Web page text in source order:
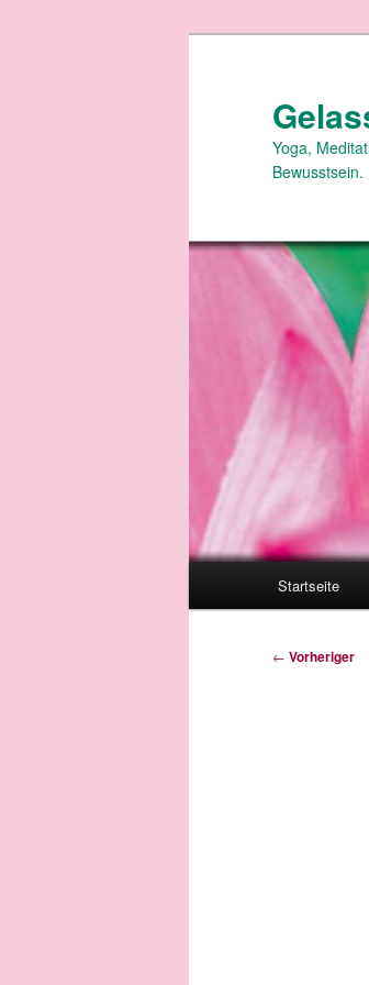
Yoga,
Bewusstsein.
Startseite
← Vorheriger